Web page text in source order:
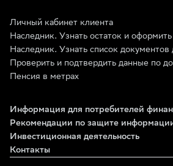
Личный кабинет клиента
Наследник. Узнать остаток и
Наследник. Узнать список
Проверить и подтвердить данные по
Пенсия в метрах
Информация для потребителей
Рекомендации по защите
Инвестиционная деятельность
Контакты